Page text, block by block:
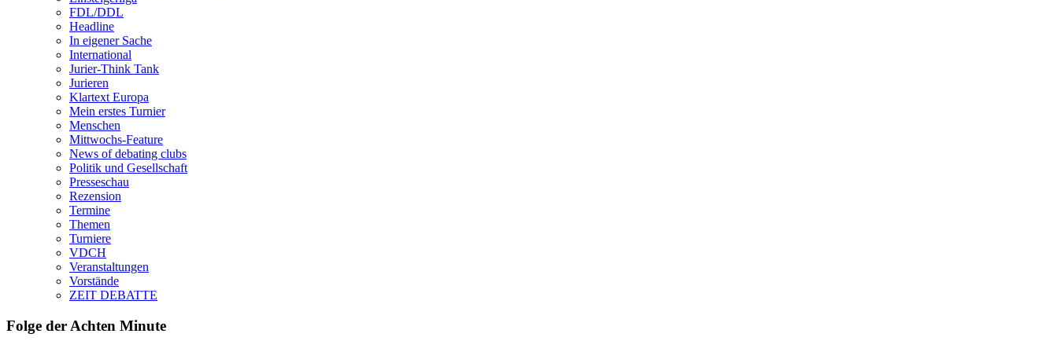
FDL/DDL
Headline
In eigener Sache
International
Jurier-Think Tank
Jurieren
Klartext Europa
Mein erstes Turnier
Menschen
Mittwochs-Feature
News of debating clubs
Politik und Gesellschaft
Presseschau
Rezension
Termine
Themen
Turniere
VDCH
Veranstaltungen
Vorstände
ZEIT DEBATTE
Folge der Achten Minute